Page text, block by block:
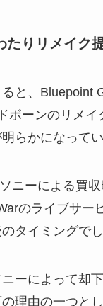
たりリメイク
と、Bluepoint
ボーンのリメイ
らかになってい
ニーによる買
のライブサー
タイミングでし
ーによって却
理由の一つと